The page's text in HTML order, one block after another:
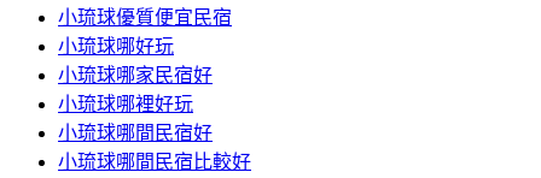
小琉球優質便宜民宿
小琉球哪好玩
小琉球哪家民宿好
小琉球哪裡好玩
小琉球哪間民宿好
小琉球哪間民宿比較好